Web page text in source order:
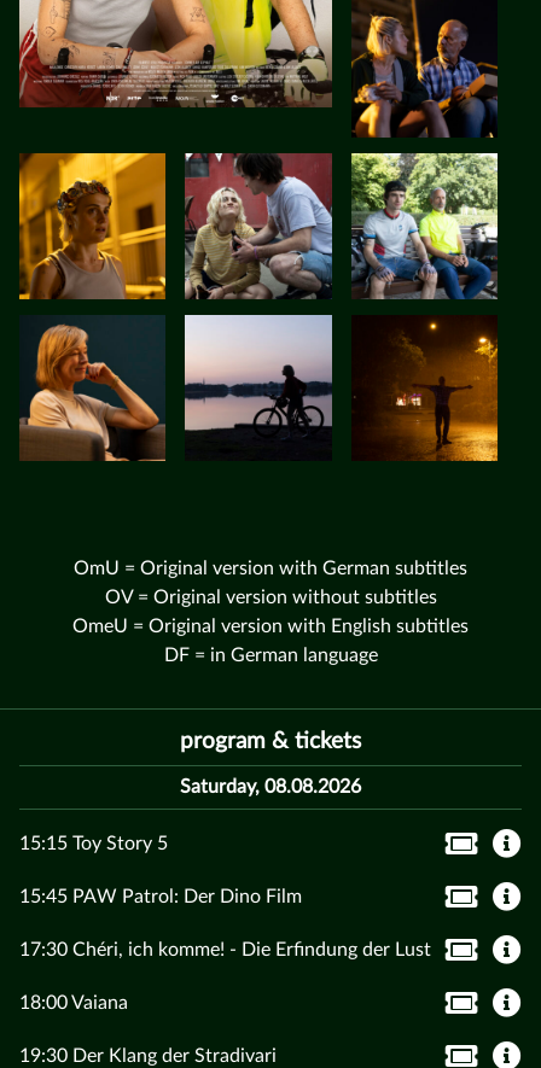
OmU = Original version with German subtitles
OV = Original version without subtitles
OmeU = Original version with English subtitles
DF = in German language
program & tickets
Saturday, 08.08.2026
15:15 Toy Story 5
15:45 PAW Patrol: Der Dino Film
17:30 Chéri, ich komme! - Die Erfindung der Lust
18:00 Vaiana
19:30 Der Klang der Stradivari